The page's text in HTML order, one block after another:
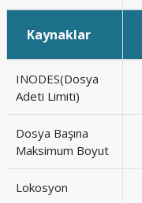
Kaynaklar
INODES(Dosya
Adeti Limiti)
Dosya Başına
Maksimum Boyut
Lokosyon